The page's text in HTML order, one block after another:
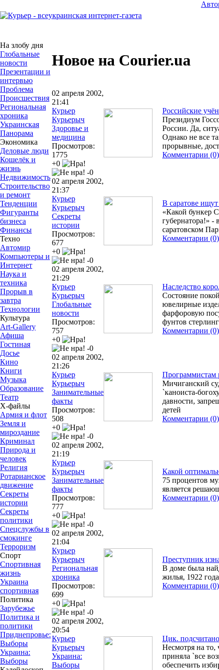
На злобу дня
Глобальные
новости
Презентации и
интервью
Проблема
Происшествия
Региональная
хроника
Украинская
Панорама
Экономика
Деловые люди
Кошелёк и
жизнь
Недвижимость
Строительство
и ремонт
Тенденции
Фигуранты
бизнеса
Финансы
Техно
Автомир
Компьютеры и
Интернет
Наука и
техника
Прорыв в
завтра
Технологии
Культура
Art-Gallery
Афиша
Гостиная
Досье
Кино
Книги
Музыка
Образование
Театр
Х-файлы
Армия и флот
Земля и
мироздание
Криминал
Природа и
человек
Религия
Ротарианское
движение
Секреты
истории
Секреты
политики
Спецслужбы в
смокинге
Терроризм
Спорт
Спортивная
жизнь
Украина
спортивная
Политика
Зарубежье
Политика и
политики
Приднепровье:
Выборы
Украина:
Выборы
Новое на Courier.ua
02 апреля 2002,
21:41
Курьер
Курьерыч
Здоровье и
медицина
Просмотров:
1775
+0
-0
Российские
Президиум
России. Да,
Однако не все
прорывные,
Комментарии (0)
02 апреля 2002,
21:37
Курьер
Курьерыч
Секреты
истории
Просмотров:
677
+0
-0
В саратове
«Какой бункер
губернатора!» -
саратовском
Комментарии (0)
02 апреля 2002,
21:29
Курьер
Курьерыч
Глобальные
новости
Просмотров:
757
+0
-0
Наследство
Состояние
ювелирные
фарфоровую
фунтов
Комментарии (0)
02 апреля 2002,
21:26
Курьер
Курьерыч
Занимательные
факты
Просмотров:
508
+0
-0
Программистам
Мичиганский
`каноиста-
давности,
детей
Комментарии (0)
02 апреля 2002,
21:19
Курьер
Курьерыч
Занимательные
факты
Просмотров:
777
+0
-0
Какой
75 процентов
является
Комментарии (0)
02 апреля 2002,
21:04
Курьер
Курьерыч
Региональная
хроника
Просмотров:
699
+0
-0
Преступник
В доме была
жилья, 1922
Комментарии (0)
02 апреля 2002,
20:54
Курьер
Курьерыч
Украина:
Выборы
Цик.
Несмотря на то,
приняла `все
обеспечить